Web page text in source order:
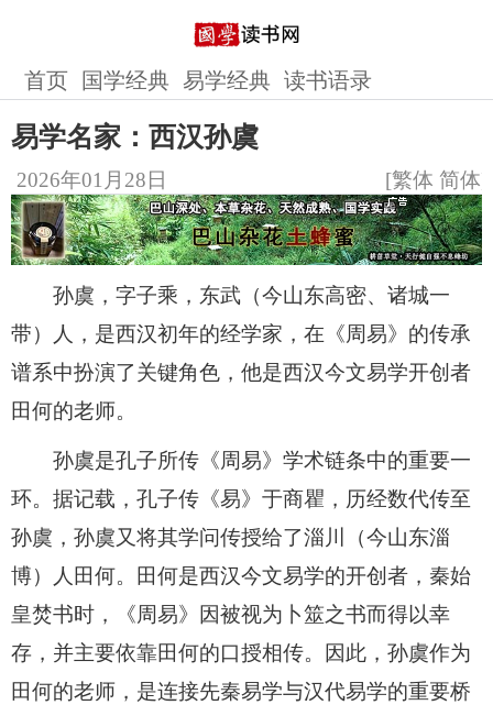
首页 国学经典 易学经典 读书语录
易学名家：西汉孙虞
2026年01月28日 [繁体 简体
孙虞，字子乘，东武（今山东高密、诸城一
带）人，是西汉初年的经学家，在《周易》的传承
谱系中扮演了关键角色，他是西汉今文易学开创者
田何的老师。
孙虞是孔子所传《周易》学术链条中的重要一
环。据记载，孔子传《易》于商瞿，历经数代传至
孙虞，孙虞又将其学问传授给了淄川（今山东淄
博）人田何。田何是西汉今文易学的开创者，秦始
皇焚书时，《周易》因被视为卜筮之书而得以幸
存，并主要依靠田何的口授相传。因此，孙虞作为
田何的老师，是连接先秦易学与汉代易学的重要桥